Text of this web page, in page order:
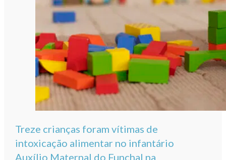
Treze crianças foram vítimas de
intoxicação alimentar no infantário
Auxílio Maternal do Funchal na